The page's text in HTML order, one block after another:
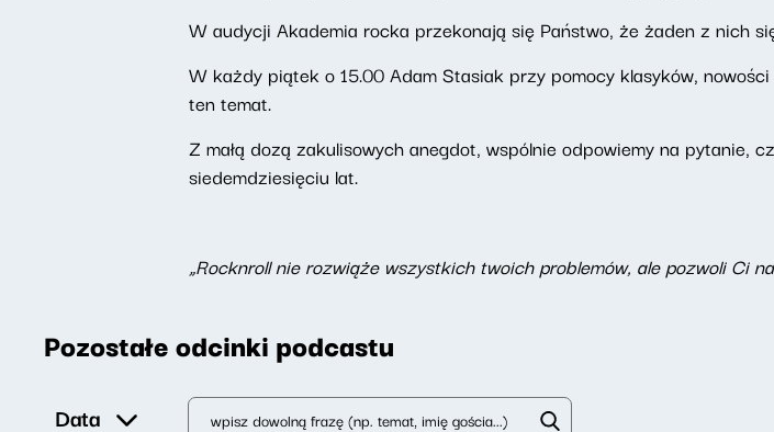
W audycji Akademia rocka przekonają się Państwo, że żaden z nich
W każdy piątek o 15.00 Adam Stasiak przy pomocy klasyków,
ten temat.
Z małą dozą zakulisowych anegdot, wspólnie odpowiemy na pytanie,
siedemdziesięciu lat.
„Rocknroll nie rozwiąże wszystkich twoich problemów, ale pozwoli Ci
Pozostałe odcinki podcastu
Data